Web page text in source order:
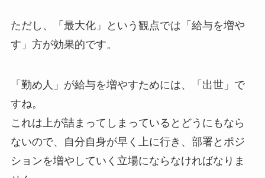
ただし、「最大化」という観点では「給与を増や
す」方が効果的です。
「勤め人」が給与を増やすためには、「出世」で
すね。
これは上が詰まってしまっているとどうにもなら
ないので、自分自身が早く上に行き、部署とポジ
ションを増やしていく立場にならなければなりま